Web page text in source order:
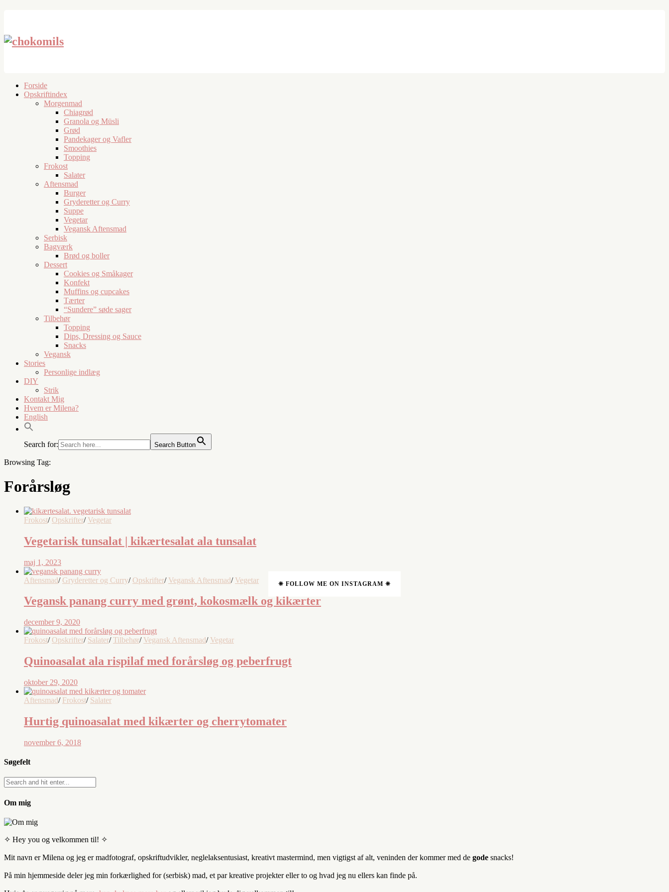
Forside
Opskriftindex
Morgenmad
Chiagrød
Granola og Müsli
Grød
Pandekager og Vafler
Smoothies
Topping
Frokost
Salater
Aftensmad
Burger
Gryderetter og Curry
Suppe
Vegetar
Vegansk Aftensmad
Serbisk
Bagværk
Brød og boller
Dessert
Cookies og Småkager
Konfekt
Muffins og cupcakes
Tærter
“Sundere” søde sager
Tilbehør
Topping
Dips, Dressing og Sauce
Snacks
Vegansk
Stories
Personlige indlæg
DIY
Strik
Kontakt Mig
Hvem er Milena?
English
Search for: Search Button
Browsing Tag:
Forårsløg
Frokost/ Opskrifter/ Vegetar
Vegetarisk tunsalat | kikærtesalat ala tunsalat
maj 1, 2023
Aftensmad/ Gryderetter og Curry/ Opskrifter/ Vegansk Aftensmad/ Vegetar
Vegansk panang curry med grønt, kokosmælk og kikærter
december 9, 2020
Frokost/ Opskrifter/ Salater/ Tilbehør/ Vegansk Aftensmad/ Vegetar
Quinoasalat ala rispilaf med forårsløg og peberfrugt
oktober 29, 2020
Aftensmad/ Frokost/ Salater
Hurtig quinoasalat med kikærter og cherrytomater
november 6, 2018
Søgefelt
Om mig
✧ Hey you og velkommen til! ✧
Mit navn er Milena og jeg er madfotograf, opskriftudvikler, neglelaksentusiast, kreativt mastermind, men vigtigst af alt, veninden der kommer med de gode snacks!
På min hjemmeside deler jeg min forkærlighed for (serbisk) mad, et par kreative projekter eller to og hvad jeg nu ellers kan finde på.
❈ FOLLOW ME ON INSTAGRAM ❈